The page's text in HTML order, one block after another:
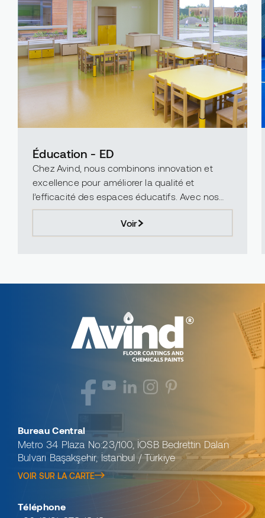
Éducation - ED
Chez Avind, nous combinons innovation et
excellence pour améliorer la qualité et
l’efficacité des espaces éducatifs. Avec nos
matériaux en polyuréthane, époxy et acrylique,
nous transformons les ...
Voir
Bureau Central
Metro 34 Plaza No:23/100, İOSB Bedrettin Dalan
Bulvarı Başakşehir, İstanbul / Türkiye
VOIR SUR LA CARTE
Téléphone